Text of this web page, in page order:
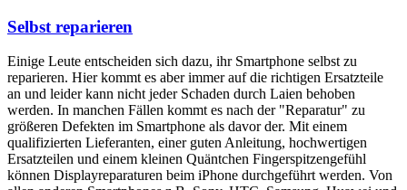
Selbst reparieren
Einige Leute entscheiden sich dazu, ihr Smartphone selbst zu
reparieren. Hier kommt es aber immer auf die richtigen Ersatzteile
an und leider kann nicht jeder Schaden durch Laien behoben
werden. In manchen Fällen kommt es nach der "Reparatur" zu
größeren Defekten im Smartphone als davor der. Mit einem
qualifizierten Lieferanten, einer guten Anleitung, hochwertigen
Ersatzteilen und einem kleinen Quäntchen Fingerspitzengefühl
können Displayreparaturen beim iPhone durchgeführt werden. Von